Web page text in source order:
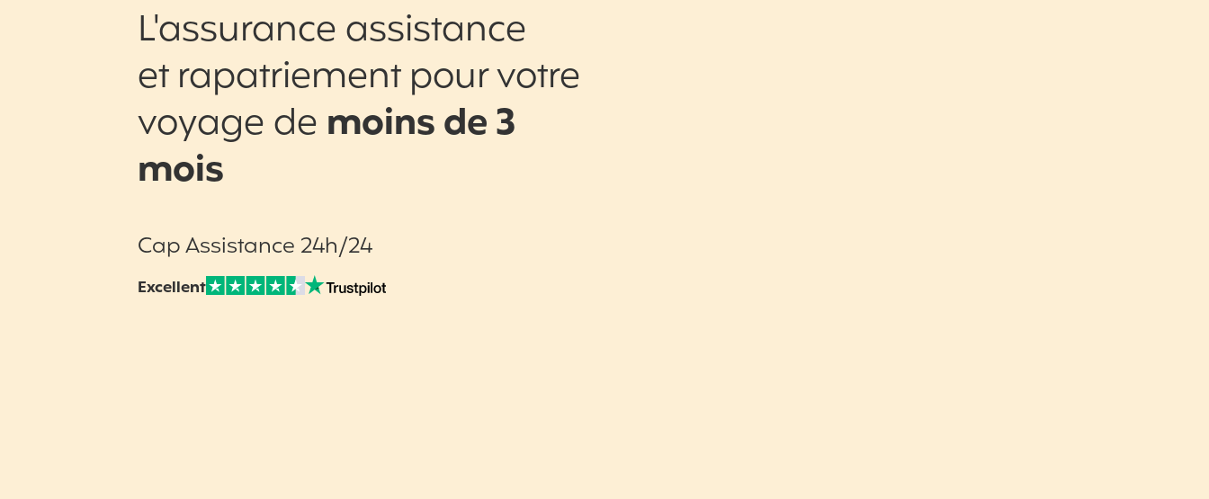
Cap Assistance 24h/24
Note sur Avis vérifiés :
Excellent
L'assurance assistance
et rapatriement pour votre
voyage de moins de 3
mois